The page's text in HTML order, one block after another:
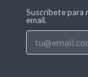
Suscríbete para
email.